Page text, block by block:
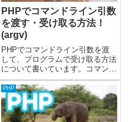
PHPでコマンドライン引数
を渡す・受け取る方法！
(argv)
PHPでコマンドライン引数を渡
して、プログラムで受け取る方法
について書いています。コマンド
ライン引数を渡すには、実行ファ
イルの後に半角スペースを書い
て、渡したい引数を並べます。コ
マンドライン引数を受け取るとき
には、プログラムで$argv変数...
PHP